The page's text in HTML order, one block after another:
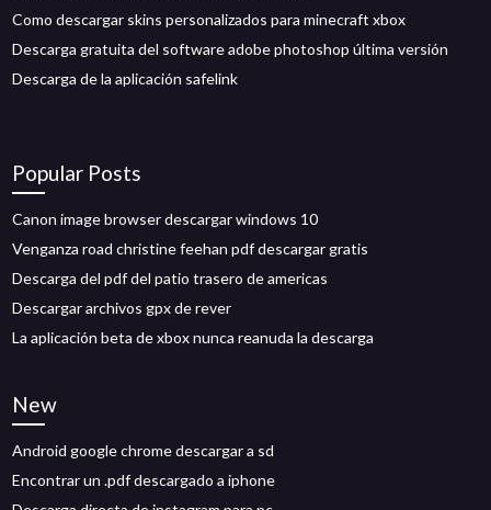
Como descargar skins personalizados para minecraft xbox
Descarga gratuita del software adobe photoshop última versión
Descarga de la aplicación safelink
Popular Posts
Canon image browser descargar windows 10
Venganza road christine feehan pdf descargar gratis
Descarga del pdf del patio trasero de americas
Descargar archivos gpx de rever
La aplicación beta de xbox nunca reanuda la descarga
New
Android google chrome descargar a sd
Encontrar un .pdf descargado a iphone